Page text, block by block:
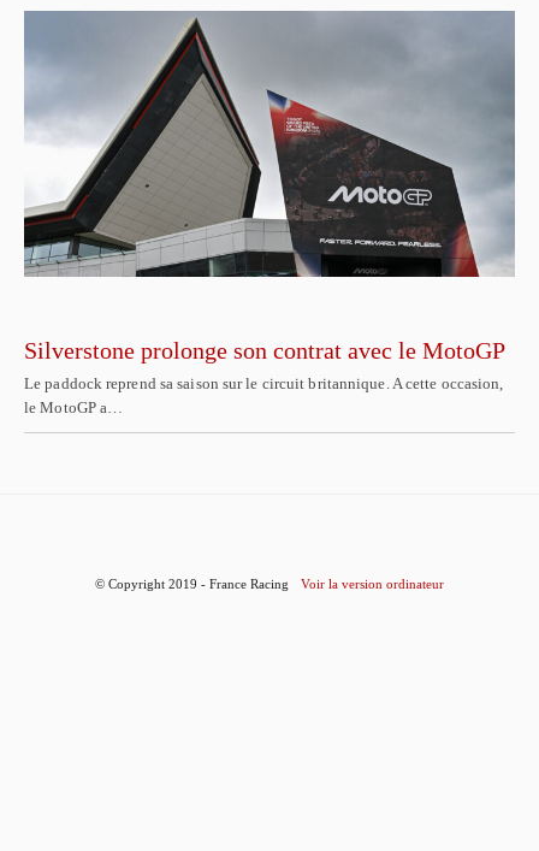
Silverstone prolonge son contrat avec le MotoGP
Le paddock reprend sa saison sur le circuit britannique. A cette occasion,
le MotoGP a…
© Copyright 2019 - France Racing Voir la version ordinateur